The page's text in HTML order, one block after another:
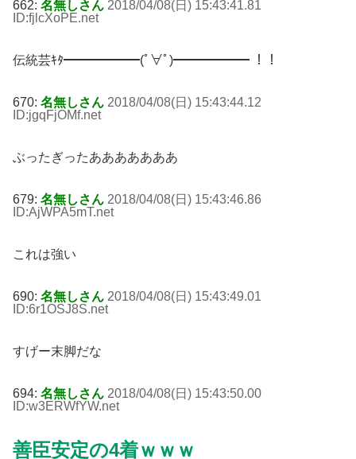
662: 名無しさん 2018/04/08(日) 15:43:41.81
ID:fjlcXoPE.net
伝統芸ｷﾀ━━━━━━(ﾟ∀ﾟ)━━━━━━ ！！
670: 名無しさん 2018/04/08(日) 15:43:44.12
ID:jgqFjOMf.net
ぶったぎったあああああああ
679: 名無しさん 2018/04/08(日) 15:43:46.86
ID:AjWPA5mT.net
これは強い
690: 名無しさん 2018/04/08(日) 15:43:49.01
ID:6r1OSJ8S.net
すげー末脚だな
694: 名無しさん 2018/04/08(日) 15:43:50.00
ID:w3ERWfYW.net
善臣安定の4着ｗｗｗ